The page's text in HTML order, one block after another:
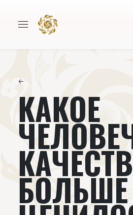
Авторы
Издательство
Проекты
Книги
←
КАКОЕ
БОЛЬШЕ